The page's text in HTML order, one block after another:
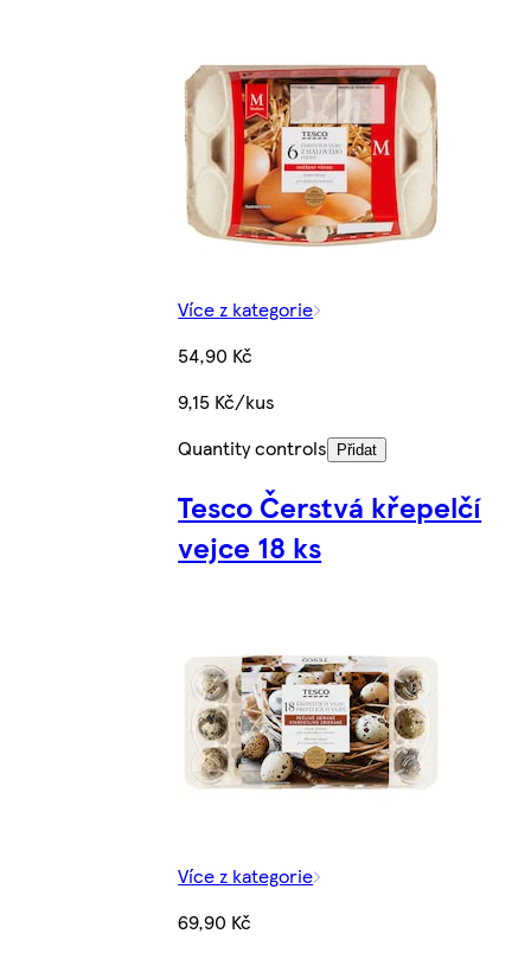
Více z kategorie
54,90 Kč
9,15 Kč/kus
Quantity controls Přidat
Tesco Čerstvá křepelčí
vejce 18 ks
Více z kategorie
69,90 Kč